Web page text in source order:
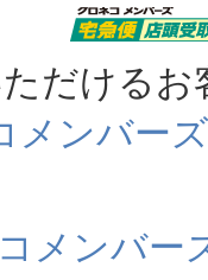
だけるお
メンバーズ
メンバー